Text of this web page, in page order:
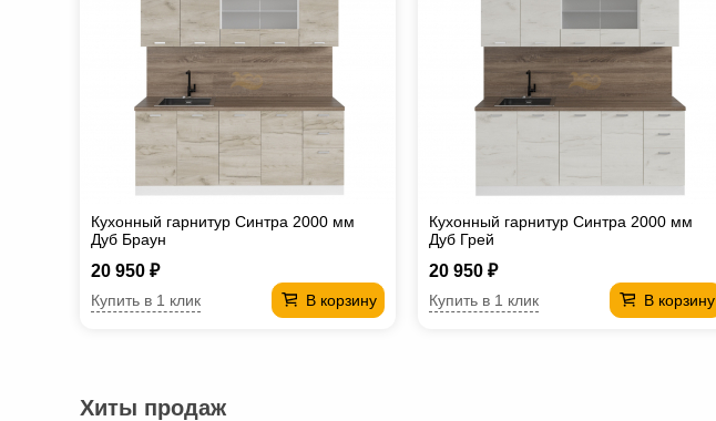
Кухонный гарнитур Синтра 2000 мм
Дуб Браун
20 950 ₽
В корзину
Купить в 1 клик
Кухонный гарнитур Синтра 2000 мм
Дуб Грей
20 950 ₽
В корзину
Купить в 1 клик
Хиты продаж